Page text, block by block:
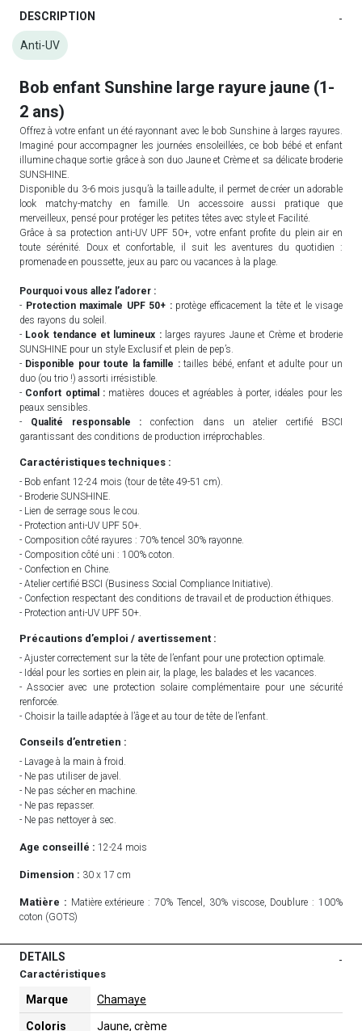
DESCRIPTION -
Anti-UV
Bob enfant Sunshine large rayure jaune (1-
2 ans)
Offrez à votre enfant un été rayonnant avec le bob Sunshine à larges rayures.
Imaginé pour accompagner les journées ensoleillées, ce bob bébé et enfant
illumine chaque sortie grâce à son duo Jaune et Crème et sa délicate broderie
SUNSHINE.
Disponible du 3-6 mois jusqu’à la taille adulte, il permet de créer un adorable
look matchy-matchy en famille. Un accessoire aussi pratique que
merveilleux, pensé pour protéger les petites têtes avec style et Facilité.
Grâce à sa protection anti-UV UPF 50+, votre enfant profite du plein air en
toute sérénité. Doux et confortable, il suit les aventures du quotidien :
promenade en poussette, jeux au parc ou vacances à la plage.
Pourquoi vous allez l’adorer :
- Protection maximale UPF 50+ :protège efficacement la tête et le visage
des rayons du soleil.
- Look tendance et lumineux :larges rayures Jaune et Crème et broderie
SUNSHINE pour un style Exclusif et plein de pep’s.
- Disponible pour toute la famille :tailles bébé, enfant et adulte pour un
duo (ou trio !) assorti irrésistible.
- Confort optimal : matières douces et agréables à porter, idéales pour les
peaux sensibles.
- Qualité responsable : confection dans un atelier certifié BSCI
garantissant des conditions de production irréprochables.
Caractéristiques techniques :
- Bob enfant 12-24 mois (tour de tête 49-51 cm).
- Broderie SUNSHINE.
- Lien de serrage sous le cou.
- Protection anti-UV UPF 50+.
- Composition côté rayures : 70% tencel 30% rayonne.
- Composition côté uni : 100% coton.
- Confection en Chine.
- Atelier certifié BSCI (Business Social Compliance Initiative).
- Confection respectant des conditions de travail et de production éthiques.
- Protection anti-UV UPF 50+.
Précautions d’emploi / avertissement :
- Ajuster correctement sur la tête de l’enfant pour une protection optimale.
- Idéal pour les sorties en plein air, la plage, les balades et les vacances.
- Associer avec une protection solaire complémentaire pour une sécurité
renforcée.
- Choisir la taille adaptée à l’âge et au tour de tête de l’enfant.
Conseils d’entretien :
- Lavage à la main à froid.
- Ne pas utiliser de javel.
- Ne pas sécher en machine.
- Ne pas repasser.
- Ne pas nettoyer à sec.
Age conseillé : 12-24 mois
Dimension : 30 x 17 cm
Matière : Matière extérieure : 70% Tencel, 30% viscose, Doublure : 100%
coton (GOTS)
DETAILS -
Caractéristiques
Marque Chamaye
Coloris Jaune, crème